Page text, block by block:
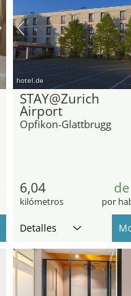
hotel.de
STAY@Zurich
Airport
Opfikon-Glattbrugg
6,04
kilómetros por
Detalles